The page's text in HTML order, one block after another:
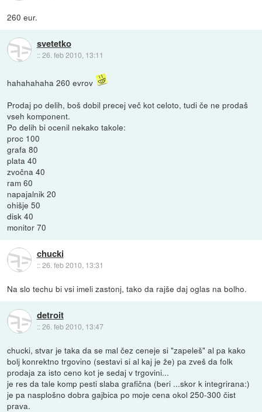
260 eur.
svetetko
::26. feb 2010, 13:11
hahahahaha 260 evrov
Prodaj po delih, boš dobil precej več kot celoto, tudi če ne prodaš
vseh komponent.
Po delih bi ocenil nekako takole:
proc 100
grafa 80
plata 40
zvočna 40
ram 60
napajalnik 20
ohišje 50
disk 40
monitor 70
chucki
::26. feb 2010, 13:31
Na slo techu bi vsi imeli zastonj, tako da rajše daj oglas na bolho.
detroit
::26. feb 2010, 13:47
chucki, stvar je taka da se mal čez ceneje si "zapeleš" al pa kako
bolj konrektno trgovino (sestavi si al kaj je že) pa zveš da folk
prodaja za isto ceno kot je sedaj v trgovini...
je res da tale komp pesti slaba grafična (beri ...skor k integrirana:)
je pa nasplošno dobra gajbica po moje cena okol 250-300 čist
prava.